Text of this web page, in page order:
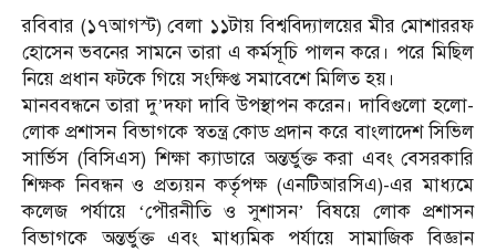
রবিবার (১৭আগস্ট) বেলা ১১টায় বিশ্ববিদ্যালয়ের মীর মোশাররফ
হোসেন ভবনের সামনে তারা এ কর্মসূচি পালন করে। পরে মিছিল
নিয়ে প্রধান ফটকে গিয়ে সংক্ষিপ্ত সমাবেশে মিলিত হয়।
মানববন্ধনে তারা দু’দফা দাবি উপস্থাপন করেন। দাবিগুলো হলো-
লোক প্রশাসন বিভাগকে স্বতন্ত্র কোড প্রদান করে বাংলাদেশ সিভিল
সার্ভিস (বিসিএস) শিক্ষা ক্যাডারে অন্তর্ভুক্ত করা এবং বেসরকারি
শিক্ষক নিবন্ধন ও প্রত্যয়ন কর্তৃপক্ষ (এনটিআরসিএ)-এর মাধ্যমে
কলেজ পর্যায়ে ‘পৌরনীতি ও সুশাসন’ বিষয়ে লোক প্রশাসন
বিভাগকে অন্তর্ভুক্ত এবং মাধ্যমিক পর্যায়ে সামাজিক বিজ্ঞান